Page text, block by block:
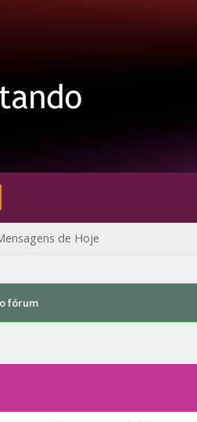
de Hoje
fórum